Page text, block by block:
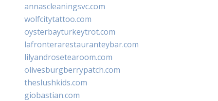
annascleaningsvc.com
wolfcitytattoo.com
oysterbayturkeytrot.com
lafronterarestauranteybar.com
lilyandrosetearoom.com
olivesburgberrypatch.com
theslushkids.com
giobastian.com